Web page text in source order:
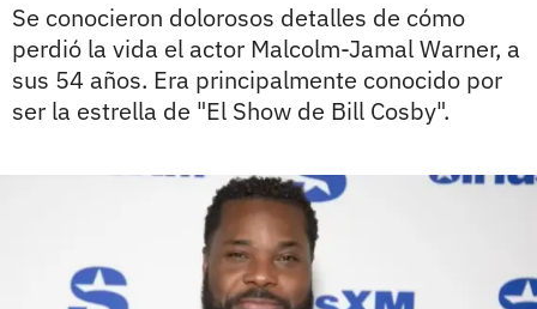
Se conocieron dolorosos detalles de cómo
perdió la vida el actor Malcolm-Jamal Warner, a
sus 54 años. Era principalmente conocido por
ser la estrella de "El Show de Bill Cosby".